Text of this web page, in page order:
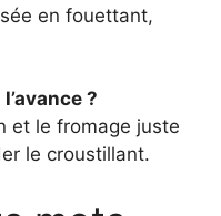
en fouettant,
?
et le fromage juste
le croustillant.